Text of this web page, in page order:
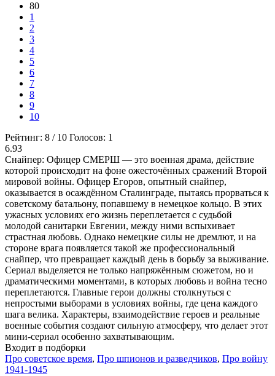
80
1
2
3
4
5
6
7
8
9
10
Рейтинг: 8 / 10 Голосов: 1
6.93
Снайпер: Офицер СМЕРШ — это военная драма, действие
которой происходит на фоне ожесточённых сражений Второй
мировой войны. Офицер Егоров, опытный снайпер,
оказывается в осаждённом Сталинграде, пытаясь прорваться к
советскому батальону, попавшему в немецкое кольцо. В этих
ужасных условиях его жизнь переплетается с судьбой
молодой санитарки Евгении, между ними вспыхивает
страстная любовь. Однако немецкие силы не дремлют, и на
стороне врага появляется такой же профессиональный
снайпер, что превращает каждый день в борьбу за выживание.
Сериал выделяется не только напряжённым сюжетом, но и
драматическими моментами, в которых любовь и война тесно
переплетаются. Главные герои должны столкнуться с
непростыми выборами в условиях войны, где цена каждого
шага велика. Характеры, взаимодействие героев и реальные
военные события создают сильную атмосферу, что делает этот
мини-сериал особенно захватывающим.
Входит в подборки
Про советское время, Про шпионов и разведчиков, Про войну
1941-1945